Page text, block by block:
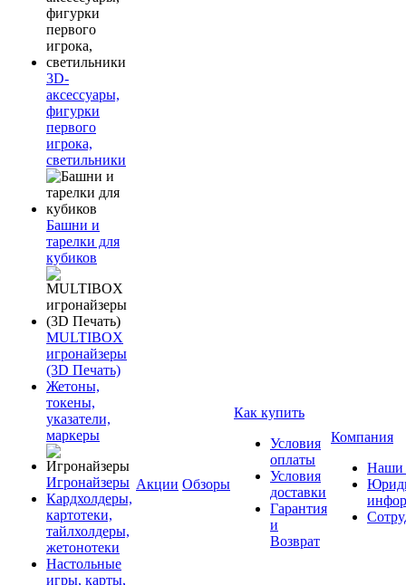
3D-
аксессуары,
фигурки
первого
игрока,
светильники
Башни и
тарелки для
кубиков
MULTIBOX
игронайзеры
(3D Печать)
Жетоны,
токены,
указатели,
маркеры
Игронайзеры
Кардхолдеры,
картотеки,
тайлхолдеры,
жетонотеки
Настольные
игры, карты,
Акции Обзоры
Как купить
Условия
оплаты
Условия
доставки
Гарантия
и
Возврат
Компания
Наши